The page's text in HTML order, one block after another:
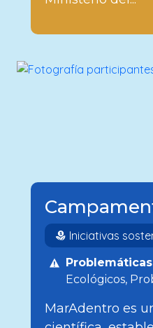
Iniciativas
Ecológicos
MarAdentro es